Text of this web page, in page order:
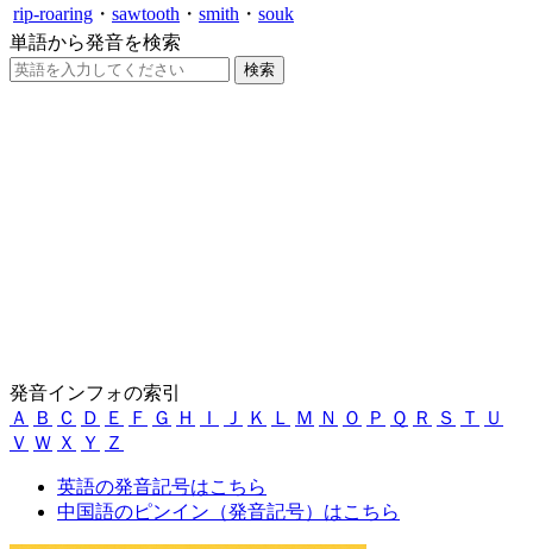
rip-roaring ・ sawtooth ・ smith ・ souk
単語から発音を検索
発音インフォの索引
Ａ
Ｂ Ｃ Ｄ Ｅ Ｆ Ｇ Ｈ Ｉ Ｊ Ｋ Ｌ Ｍ Ｎ Ｏ Ｐ Ｑ Ｒ Ｓ Ｔ
Ｕ
Ｖ Ｗ Ｘ Ｙ Ｚ
英語の発音記号はこちら
中国語のピンイン（発音記号）はこちら